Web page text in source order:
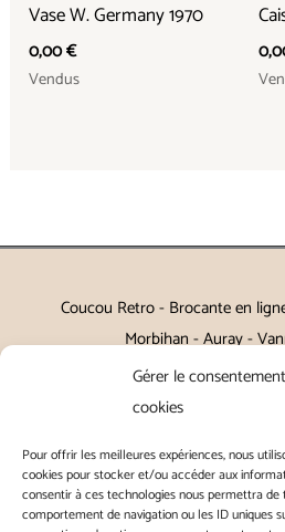
Gérer le
cookies
Pour offrir les meilleures expériences, nous
cookies pour stocker et/ou accéder aux
consentir à ces technologies nous permettra
comportement de navigation ou les ID uniques
Vase W. Germany 1970
0,00€
Vendus
Coucou Retro - Brocante en
Morbihan - Auray -
Petits meubles, décoration, miroirs,
Campagne
|Contact|Conditions